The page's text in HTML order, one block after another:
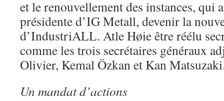
et le renouvellement des instances, qui
présidente d’IG Metall, devenir la
d’IndustriALL. Atle Høie être réélu
comme les trois secrétaires généraux
Olivier, Kemal Özkan et Kan
Un mandat d’actions